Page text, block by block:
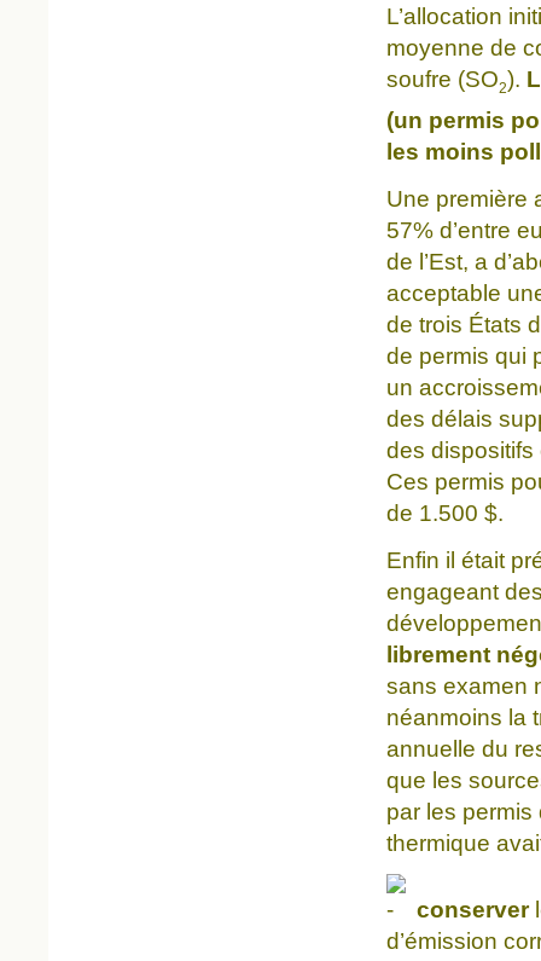
L’allocation
moyenne de
soufre (SO2).
(un permis
les moins
Une première
57% d’entre
de l’Est, a
acceptable
de trois États
de permis qui
un
des délais
des dispositifs
Ces permis
de 1.500 $.
Enfin il était
engageant
librement
sans examen
néanmoins la
annuelle du
que les
par les permis
thermique
conserver
d’émission